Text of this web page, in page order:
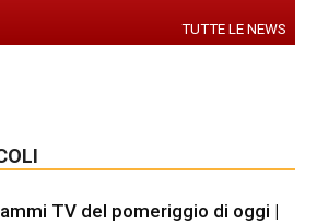
TUTTE LE NEWS
TV del pomeriggio di oggi |